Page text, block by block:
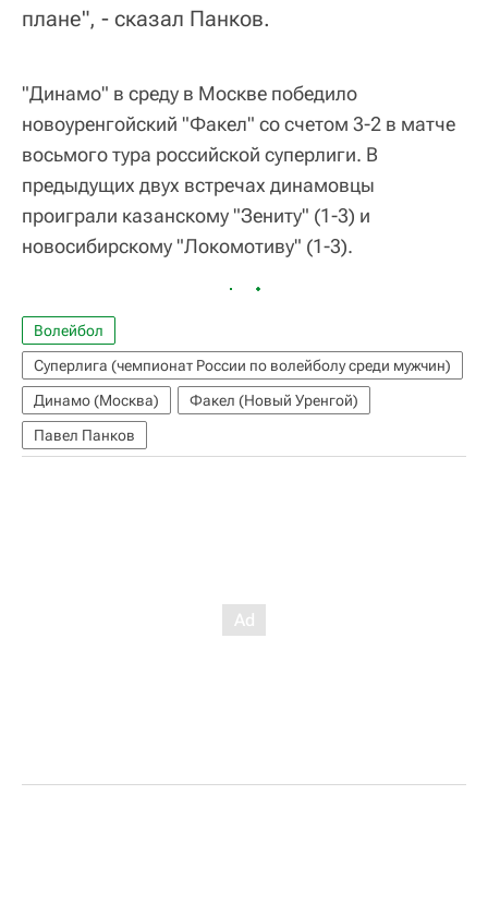
плане", - сказал Панков.
"Динамо" в среду в Москве победило
новоуренгойский "Факел" со счетом 3-2 в матче
восьмого тура российской суперлиги. В
предыдущих двух встречах динамовцы
проиграли казанскому "Зениту" (1-3) и
новосибирскому "Локомотиву" (1-3).
Волейбол
Суперлига (чемпионат России по волейболу среди мужчин)
Динамо (Москва)
Факел (Новый Уренгой)
Павел Панков